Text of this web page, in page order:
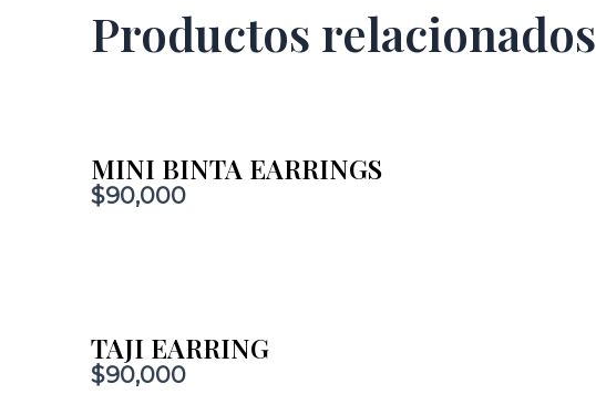
Productos relacionados
MINI BINTA EARRINGS
$90,000
TAJI EARRING
$90,000